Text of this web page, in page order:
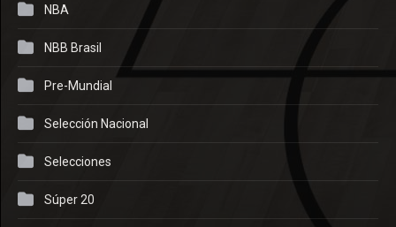
NBA
NBB Brasil
Pre-Mundial
Selección Nacional
Selecciones
Súper 20